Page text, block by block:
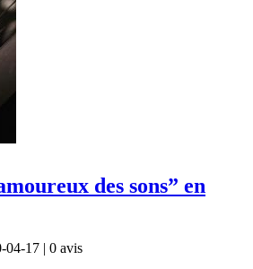
des sons” en
04-17 | 0 avis